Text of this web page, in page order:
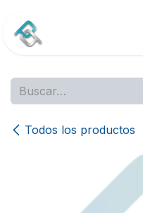
Todos los productos